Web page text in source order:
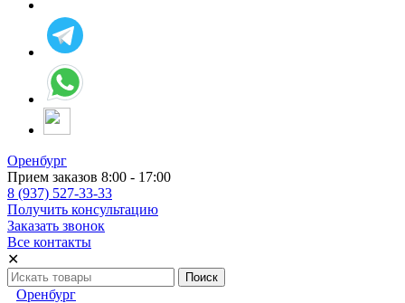
Оренбург
Прием заказов 8:00 - 17:00
8 (937) 527-33-33
Получить консультацию
Заказать звонок
Все контакты
✕
Оренбург